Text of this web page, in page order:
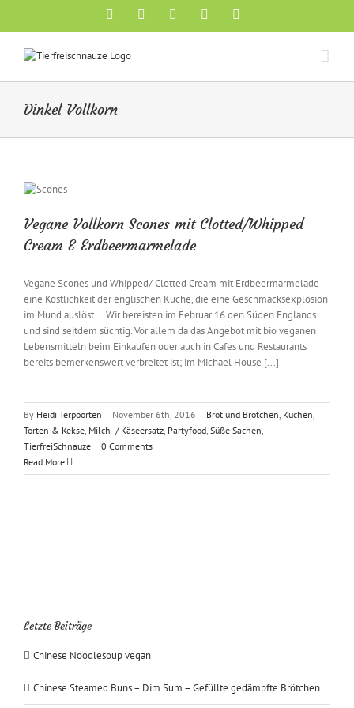
FacebookYouTube Pinterest
Dinkel Vollkorn
Vegane Vollkorn Scones mit Clotted/Whipped
Cream & Erdbeermarmelade
Vegane Scones und Whipped/ Clotted Cream mit Erdbeermarmelade -
eine Köstlichkeit der englischen Küche, die eine Geschmacksexplosion
im Mund auslöst....Wir bereisten im Februar 16 den Süden Englands
und sind seitdem süchtig. Vor allem da das Angebot mit bio veganen
Lebensmitteln beim Einkaufen oder auch in Cafes und Restaurants
bereits bemerkenswert verbreitet ist; im Michael House [...]
By Heidi Terpoorten | November 6th, 2016 | Brot und Brötchen, Kuchen,
Torten & Kekse, Milch- / Käseersatz, Partyfood, Süße Sachen,
TierfreiSchnauze | 0 Comments
Read More
Letzte Beiträge
Chinese Noodlesoup vegan
Chinese Steamed Buns – Dim Sum – Gefüllte gedämpfte Brötchen